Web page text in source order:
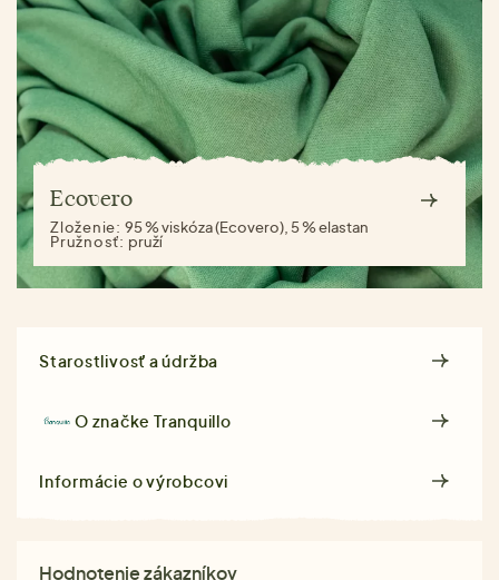
Ecovero
Zloženie: 95 % viskóza (Ecovero), 5 % elastan
Pružnosť: pruží
Starostlivosť a údržba
O značkeTranquillo
Informácie o výrobcovi
Hodnotenie zákazníkov